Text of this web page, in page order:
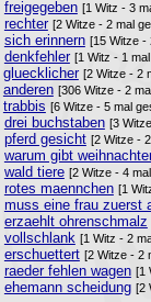
freigegeben [1 Witz - 3
rechter [2 Witze - 2 mal
sich erinnern [15 Witze -
denkfehler [1 Witz - 1
gluecklicher [2 Witze - 2
anderen [306 Witze - 2
trabbis [6 Witze - 5 mal
drei buchstaben [3
pferd gesicht [2 Witze -
warum gibt
wald tiere [2 Witze - 4
rotes maennchen [1
muss eine frau zuerst
erzaehlt ohrenschmalz
vollschlank [1 Witz - 2
erschuettert [2 Witze - 2
raeder fehlen wagen [1
ehemann scheidung [2